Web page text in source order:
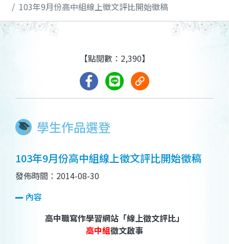
103年9月份高中組線上徵文評比開始徵稿
學生作品選登
【點閱數：2,390】
103年9月份高中組線上徵文評比開始徵稿
發佈時間：2014-08-30
內容
高中職寫作學習網站「線上徵文評比」
高中組徵文啟事